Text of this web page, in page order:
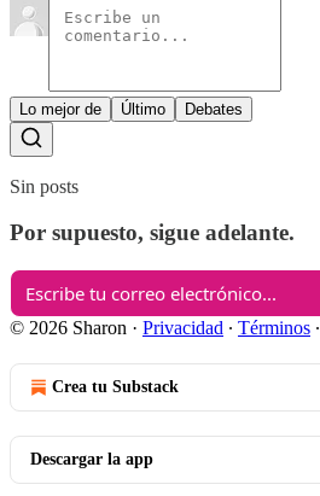
Lo mejor de Último Debates
Sin posts
Por supuesto, sigue adelante.
© 2026 Sharon · Privacidad ∙ Términos ∙
Crea tu Substack
Descargar la app